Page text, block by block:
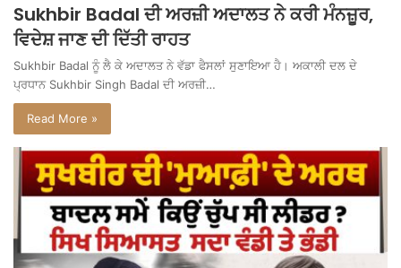
Sukhbir Badal ਦੀ ਅਰਜ਼ੀ ਅਦਾਲਤ ਨੇ ਕਰੀ ਮੰਨਜ਼ੂਰ,
ਵਿਦੇਸ਼ ਜਾਣ ਦੀ ਦਿੱਤੀ ਰਾਹਤ
Sukhbir Badal ਨੂੰ ਲੈ ਕੇ ਅਦਾਲਤ ਨੇ ਵੱਡਾ ਫੈਸਲਾਂ ਸੁਣਾਇਆ ਹੈ। ਅਕਾਲੀ ਦਲ ਦੇ
ਪ੍ਰਧਾਨ Sukhbir Singh Badal ਦੀ ਅਰਜ਼ੀ…
Read More »